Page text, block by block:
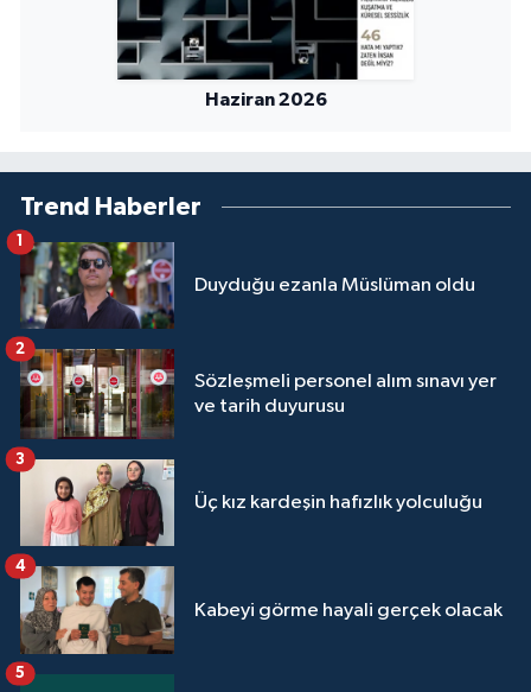
Haziran 2026
Trend Haberler
Duyduğu ezanla Müslüman oldu
1
Sözleşmeli personel alım sınavı yer
ve tarih duyurusu
2
Üç kız kardeşin hafızlık yolculuğu
3
Kabeyi görme hayali gerçek olacak
4
5